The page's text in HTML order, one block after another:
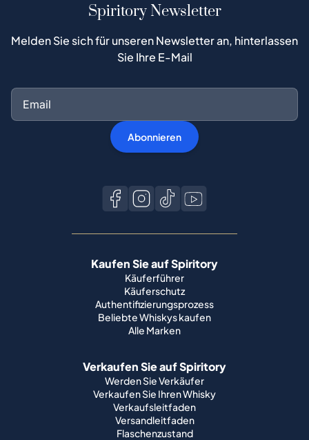
Spiritory Newsletter
Melden Sie sich für unseren Newsletter an, hinterlassen
Sie Ihre E-Mail
Abonnieren
Kaufen Sie auf Spiritory
Käuferführer
Käuferschutz
Authentifizierungsprozess
Beliebte Whiskys kaufen
Alle Marken
Verkaufen Sie auf Spiritory
Werden Sie Verkäufer
Verkaufen Sie Ihren Whisky
Verkaufsleitfaden
Versandleitfaden
Flaschenzustand